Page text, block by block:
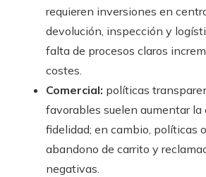
requieren inversiones en
devolución, inspección y
falta de procesos claros
costes.
Comercial: políticas
favorables suelen aumentar
fidelidad; en cambio, políticas
abandono de carrito y
negativas.